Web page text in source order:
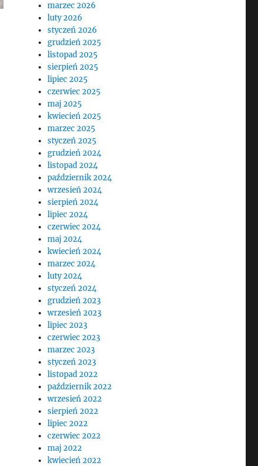
marzec 2026
luty 2026
styczeń 2026
grudzień 2025
listopad 2025
sierpień 2025
lipiec 2025
czerwiec 2025
maj 2025
kwiecień 2025
marzec 2025
styczeń 2025
grudzień 2024
listopad 2024
październik 2024
wrzesień 2024
sierpień 2024
lipiec 2024
czerwiec 2024
maj 2024
kwiecień 2024
marzec 2024
luty 2024
styczeń 2024
grudzień 2023
wrzesień 2023
lipiec 2023
czerwiec 2023
marzec 2023
styczeń 2023
listopad 2022
październik 2022
wrzesień 2022
sierpień 2022
lipiec 2022
czerwiec 2022
maj 2022
kwiecień 2022